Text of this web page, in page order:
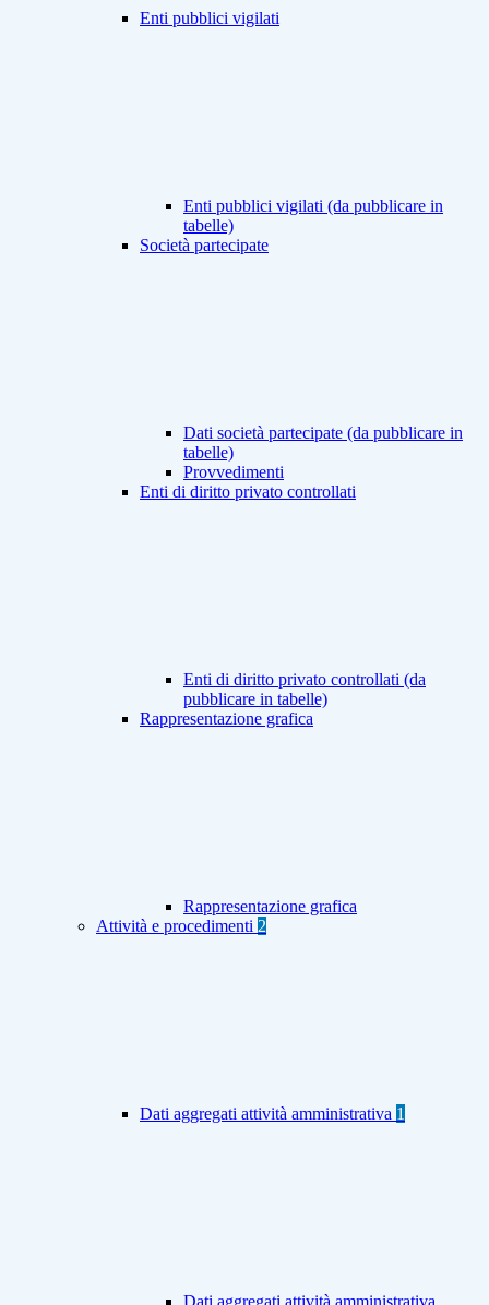
Enti pubblici vigilati
Enti pubblici vigilati (da pubblicare in
tabelle)
Società partecipate
Dati società partecipate (da pubblicare in
tabelle)
Provvedimenti
Enti di diritto privato controllati
Enti di diritto privato controllati (da
pubblicare in tabelle)
Rappresentazione grafica
Rappresentazione grafica
Attività e procedimenti 2
Dati aggregati attività amministrativa 1